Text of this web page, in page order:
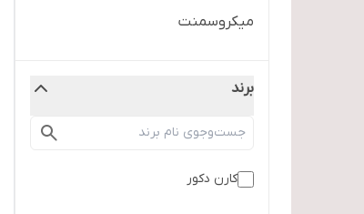
میکروسمنت
برند
کارن دکور